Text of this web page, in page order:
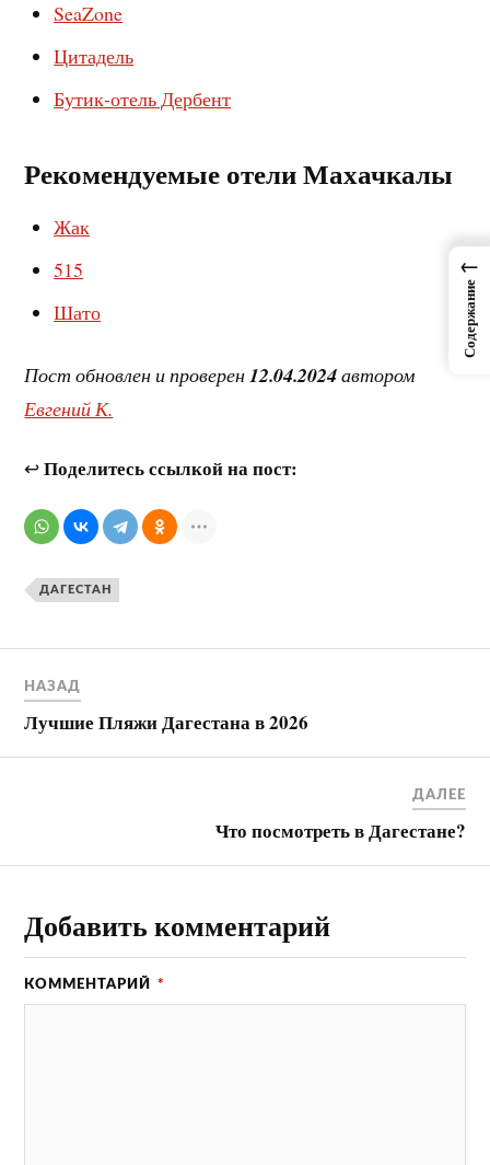
SeaZone
Цитадель
Бутик-отель Дербент
Рекомендуемые отели Махачкалы
Жак
515
Шато
Пост обновлен и проверен12.04.2024автором
Евгений К.
↩Поделитесь ссылкой на пост:
ДАГЕСТАН
НАЗАД
Лучшие Пляжи Дагестана в 2026
ДАЛЕЕ
Что посмотреть в Дагестане?
Добавить комментарий
КОММЕНТАРИЙ *
←
Содержание